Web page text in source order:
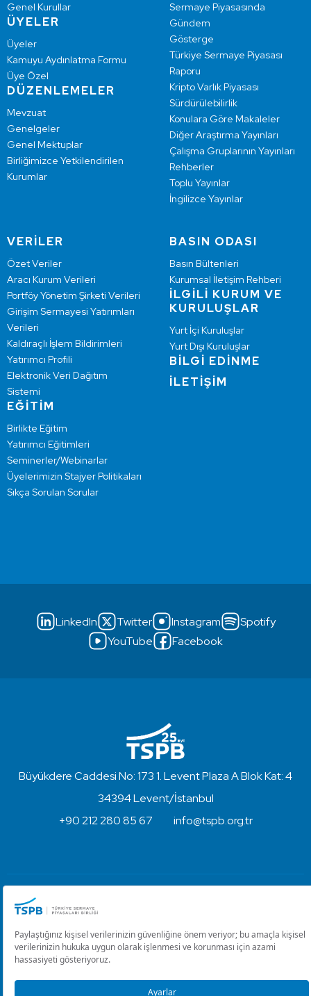
Genel Kurullar
ÜYELER
Üyeler
Kamuyu Aydınlatma Formu
Üye Özel
DÜZENLEMELER
Mevzuat
Genelgeler
Genel Mektuplar
Birliğimizce Yetkilendirilen
Kurumlar
Sermaye Piyasasında
Gündem
Gösterge
Türkiye Sermaye Piyasası
Raporu
Kripto Varlık Piyasası
Sürdürülebilirlik
Konulara Göre Makaleler
Diğer Araştırma Yayınları
Çalışma Gruplarının Yayınları
Rehberler
Toplu Yayınlar
İngilizce Yayınlar
VERİLER
Özet Veriler
Aracı Kurum Verileri
Portföy Yönetim Şirketi Verileri
Girişim Sermayesi Yatırımları
Verileri
Kaldıraçlı İşlem Bildirimleri
Yatırımcı Profili
Elektronik Veri Dağıtım
Sistemi
EĞİTİM
Birlikte Eğitim
Yatırımcı Eğitimleri
Seminerler/Webinarlar
Üyelerimizin Stajyer Politikaları
Sıkça Sorulan Sorular
BASIN ODASI
Basın Bültenleri
Kurumsal İletişim Rehberi
İLGİLİ KURUM VE
KURULUŞLAR
Yurt İçi Kuruluşlar
Yurt Dışı Kuruluşlar
BİLGİ EDİNME
İLETİŞİM
LinkedIn Twitter Instagram
Spotify
YouTube
Facebook
Büyükdere Caddesi No: 173 1. Levent Plaza A Blok Kat: 4
34394 Levent/İstanbul
+90 212 280 85 67
info@tspb.org.tr
Kullanım Koşulları ve Gizlilik
Çerez Ayarlarını Düzenle